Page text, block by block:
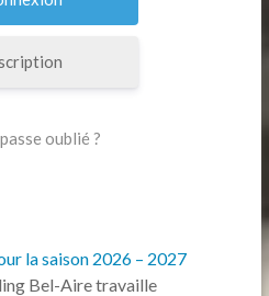
oublié ?
la saison 2026 – 2027
Bel-Aire travaille